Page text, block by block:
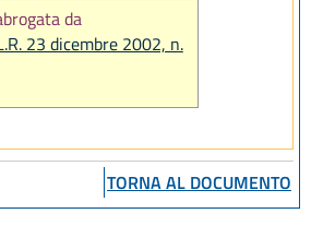
da
23 dicembre 2002, n.
TORNA AL DOCUMENTO